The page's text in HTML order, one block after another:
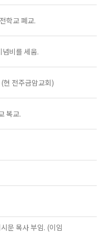
학교 폐교.
비를 세움.
현 전주금암교회)
복교.
문 목사 부임. (이임